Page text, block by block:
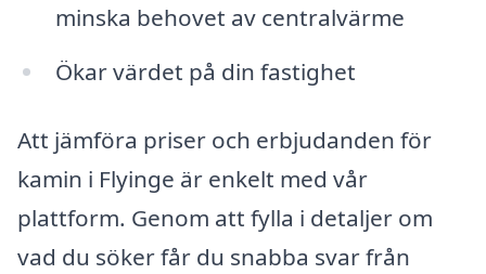
minska behovet av centralvärme
Ökar värdet på din fastighet
Att jämföra priser och erbjudanden för
kamin i Flyinge är enkelt med vår
plattform. Genom att fylla i detaljer om
vad du söker får du snabba svar från